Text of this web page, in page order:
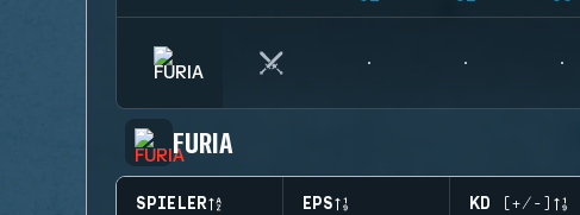
FURIA
SPIELER EPS KD (+/-)